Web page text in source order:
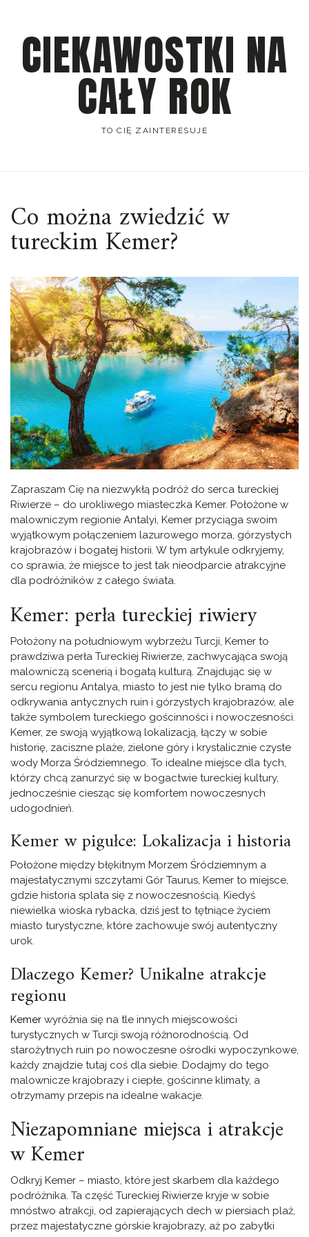
contentCIEKAWOSTKI NA
CAŁY ROK
TO CIĘ ZAINTERESUJE
Co można zwiedzić w
tureckim Kemer?
Zapraszam Cię na niezwykłą podróż do serca tureckiej
Riwierze – do urokliwego miasteczka Kemer. Położone w
malowniczym regionie Antalyi, Kemer przyciąga swoim
wyjątkowym połączeniem lazurowego morza, górzystych
krajobrazów i bogatej historii. W tym artykule odkryjemy,
co sprawia, że miejsce to jest tak nieodparcie atrakcyjne
dla podróżników z całego świata.
Kemer: perła tureckiej riwiery
Położony na południowym wybrzeżu Turcji, Kemer to
prawdziwa perła Tureckiej Riwierze, zachwycająca swoją
malowniczą scenerią i bogatą kulturą. Znajdując się w
sercu regionu Antalya, miasto to jest nie tylko bramą do
odkrywania antycznych ruin i górzystych krajobrazów, ale
także symbolem tureckiego gościnności i nowoczesności.
Kemer, ze swoją wyjątkową lokalizacją, łączy w sobie
historię, zaciszne plaże, zielone góry i krystalicznie czyste
wody Morza Śródziemnego. To idealne miejsce dla tych,
którzy chcą zanurzyć się w bogactwie tureckiej kultury,
jednocześnie ciesząc się komfortem nowoczesnych
udogodnień.
Kemer w pigułce: Lokalizacja i historia
Położone między błękitnym Morzem Śródziemnym a
majestatycznymi szczytami Gór Taurus, Kemer to miejsce,
gdzie historia splata się z nowoczesnością. Kiedyś
niewielka wioska rybacka, dziś jest to tętniące życiem
miasto turystyczne, które zachowuje swój autentyczny
urok.
Dlaczego Kemer? Unikalne atrakcje
regionu
Kemer wyróżnia się na tle innych miejscowości
turystycznych w Turcji swoją różnorodnością. Od
starożytnych ruin po nowoczesne ośrodki wypoczynkowe,
każdy znajdzie tutaj coś dla siebie. Dodajmy do tego
malownicze krajobrazy i ciepłe, gościnne klimaty, a
otrzymamy przepis na idealne wakacje.
Niezapomniane miejsca i atrakcje
w Kemer
Odkryj Kemer – miasto, które jest skarbem dla każdego
podróżnika. Ta część Tureckiej Riwierze kryje w sobie
mnóstwo atrakcji, od zapierających dech w piersiach plaż,
przez majestatyczne górskie krajobrazy, aż po zabytki